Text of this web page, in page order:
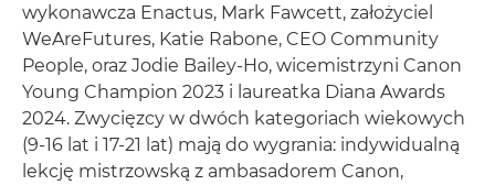
wykonawcza Enactus, Mark Fawcett, założyciel
WeAreFutures, Katie Rabone, CEO Community
People, oraz Jodie Bailey-Ho, wicemistrzyni Canon
Young Champion 2023 i laureatka Diana Awards
2024. Zwycięzcy w dwóch kategoriach wiekowych
(9-16 lat i 17-21 lat) mają do wygrania: indywidualną
lekcję mistrzowską z ambasadorem Canon,